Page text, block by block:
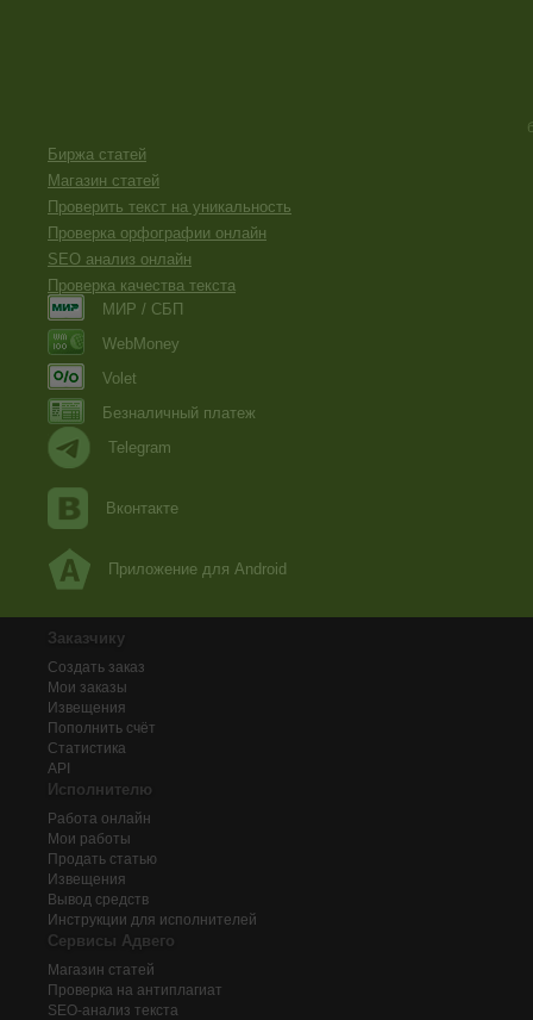
Биржа статей
Магазин статей
Проверить текст на уникальность
Проверка орфографии онлайн
SEO анализ онлайн
Проверка качества текста
МИР / СБП
WebMoney
Volet
Безналичный платеж
Telegram
Вконтакте
Приложение для Android
Заказчику
Создать заказ
Мои заказы
Извещения
Пополнить счёт
Статистика
API
Исполнителю
Работа онлайн
Мои работы
Продать статью
Извещения
Вывод средств
Инструкции для исполнителей
Сервисы Адвего
Магазин статей
Проверка на антиплагиат
SEO-анализ текста